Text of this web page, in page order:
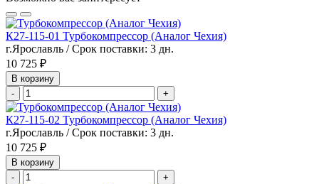
К27-115-01 Турбокомпрессор (Аналог Чехия)
г.Ярославль / Срок поставки: 3 дн.
10 725 ₽
В корзину
-
+
К27-115-02 Турбокомпрессор (Аналог Чехия)
г.Ярославль / Срок поставки: 3 дн.
10 725 ₽
В корзину
-
+